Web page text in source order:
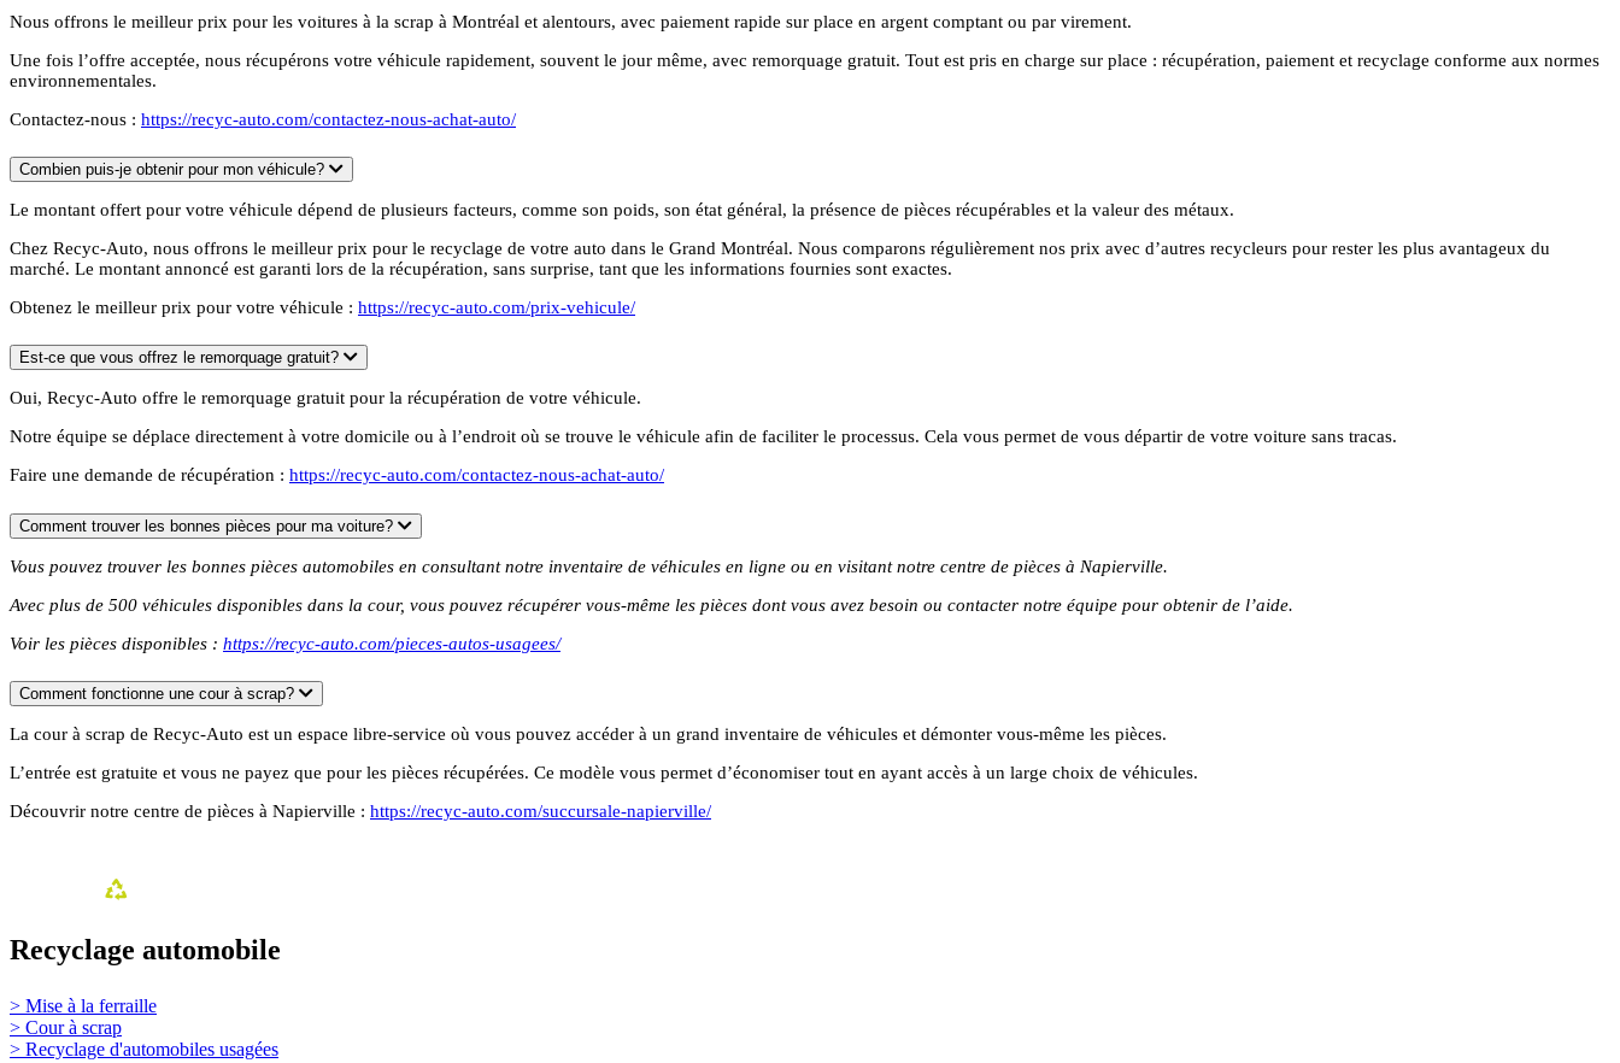
Nous offrons le meilleur prix pour les voitures à la scrap à Montréal et alentours, avec paiement rapide sur place en argent comptant ou par virement.
Une fois l’offre acceptée, nous récupérons votre véhicule rapidement, souvent le jour même, avec remorquage gratuit. Tout est pris en charge sur place : récupération, paiement et recyclage conforme aux normes
environnementales.
Contactez-nous : https://recyc-auto.com/contactez-nous-achat-auto/
Combien puis-je obtenir pour mon véhicule?
Le montant offert pour votre véhicule dépend de plusieurs facteurs, comme son poids, son état général, la présence de pièces récupérables et la valeur des métaux.
Chez Recyc-Auto, nous offrons le meilleur prix pour le recyclage de votre auto dans le Grand Montréal. Nous comparons régulièrement nos prix avec d’autres recycleurs pour rester les plus avantageux du
marché. Le montant annoncé est garanti lors de la récupération, sans surprise, tant que les informations fournies sont exactes.
Obtenez le meilleur prix pour votre véhicule : https://recyc-auto.com/prix-vehicule/
Est-ce que vous offrez le remorquage gratuit?
Oui, Recyc-Auto offre le remorquage gratuit pour la récupération de votre véhicule.
Notre équipe se déplace directement à votre domicile ou à l’endroit où se trouve le véhicule afin de faciliter le processus. Cela vous permet de vous départir de votre voiture sans tracas.
Faire une demande de récupération : https://recyc-auto.com/contactez-nous-achat-auto/
Comment trouver les bonnes pièces pour ma voiture?
Vous pouvez trouver les bonnes pièces automobiles en consultant notre inventaire de véhicules en ligne ou en visitant notre centre de pièces à Napierville.
Avec plus de 500 véhicules disponibles dans la cour, vous pouvez récupérer vous-même les pièces dont vous avez besoin ou contacter notre équipe pour obtenir de l’aide.
Voir les pièces disponibles : https://recyc-auto.com/pieces-autos-usagees/
Comment fonctionne une cour à scrap?
La cour à scrap de Recyc-Auto est un espace libre-service où vous pouvez accéder à un grand inventaire de véhicules et démonter vous-même les pièces.
L’entrée est gratuite et vous ne payez que pour les pièces récupérées. Ce modèle vous permet d’économiser tout en ayant accès à un large choix de véhicules.
Découvrir notre centre de pièces à Napierville : https://recyc-auto.com/succursale-napierville/
Recyclage automobile
> Mise à la ferraille
> Cour à scrap
> Recyclage d'automobiles usagées